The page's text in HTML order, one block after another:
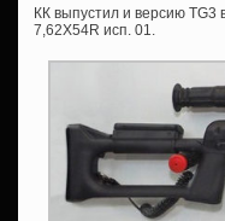
КК выпустил и версию
7,62Х54R исп. 01.